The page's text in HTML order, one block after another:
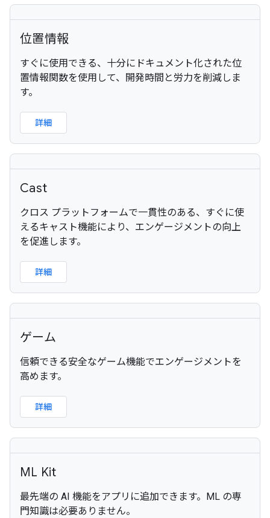
位置情報
すぐに使用できる、十分にドキュメント化された位
置情報関数を使用して、開発時間と労力を削減しま
す。
詳細
Cast
クロス プラットフォームで一貫性のある、すぐに使
えるキャスト機能により、エンゲージメントの向上
を促進します。
詳細
ゲーム
信頼できる安全なゲーム機能でエンゲージメントを
高めます。
詳細
ML Kit
最先端の AI 機能をアプリに追加できます。ML の専
門知識は必要ありません。